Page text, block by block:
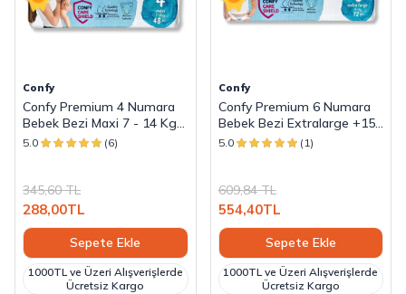
Confy
Confy Premium 4 Numara
Bebek Bezi Maxi 7 - 14 Kg
48 Adet
5.0 (6)
345,60TL
288,00TL
Sepete Ekle
1000TL ve Üzeri Alışverişlerde
Ücretsiz Kargo
Confy
Confy Premium 6 Numara
Bebek Bezi Extralarge +15
KG 72 Adet
5.0 (1)
609,84TL
554,40TL
Sepete Ekle
1000TL ve Üzeri Alışverişlerde
Ücretsiz Kargo